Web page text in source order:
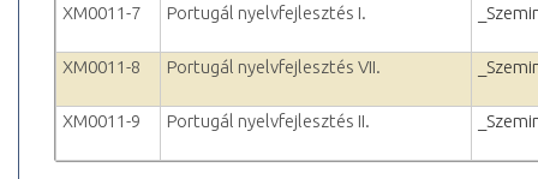
XM0011-7 Portugál nyelvfejlesztés I.
XM0011-8 Portugál nyelvfejlesztés VII.
XM0011-9 Portugál nyelvfejlesztés II.